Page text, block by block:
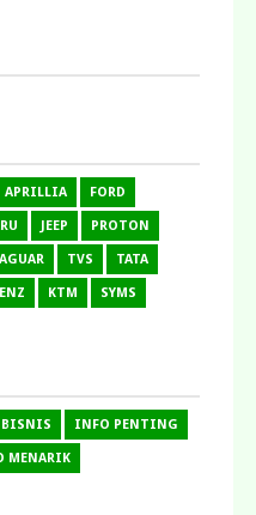
APRILLIA FORD
JEEP PROTON
TVS TATA
KTM SYMS
INFO PENTING
MENARIK